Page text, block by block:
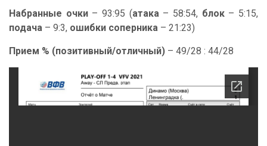
Набранные очки– 93:95 (атака– 58:54, блок– 5:15,
подача – 9:3, ошибки соперника – 21:23)
Прием % (позитивный/отличный) – 49/28 : 44/28